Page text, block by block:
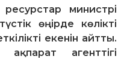
министрі
өңірде көлікті
екенін айтты.
ақпарат агенттігі